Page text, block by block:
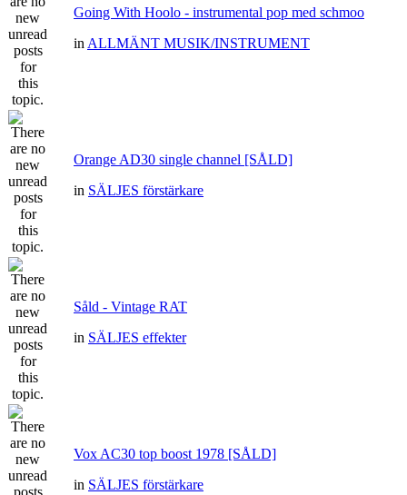
Going With Hoolo - instrumental pop med schmoo
in ALLMÄNT MUSIK/INSTRUMENT
Orange AD30 single channel [SÅLD]
in SÄLJES förstärkare
Såld - Vintage RAT
in SÄLJES effekter
Vox AC30 top boost 1978 [SÅLD]
in SÄLJES förstärkare